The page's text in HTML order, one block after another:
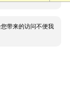
带来的访问不便我